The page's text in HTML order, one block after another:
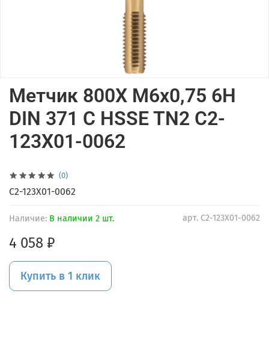
(0)
арт. C2-123X01-0062
Наличие: В наличии 2 шт.
Метчик 800X M6x0,75 6H
DIN 371 C HSSE TN2 C2-
123X01-0062
4 058 ₽
Купить в 1 клик
C2-123X01-0062